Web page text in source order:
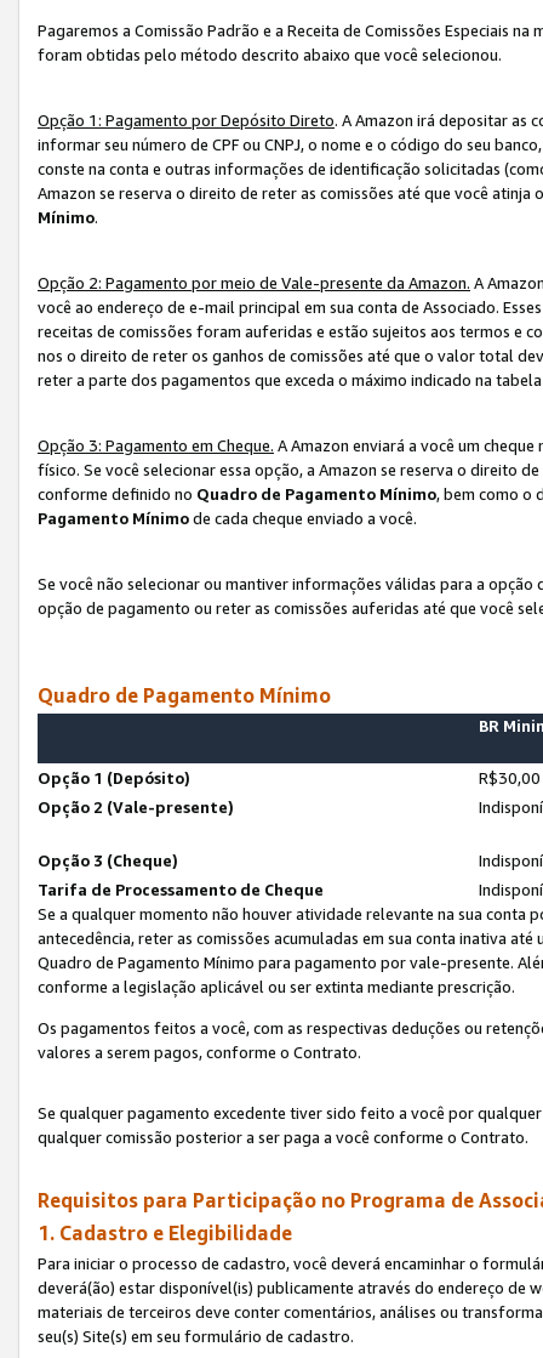
Pagaremos a Comissão Padrão e a Receita de Comissões Especiais
foram obtidas pelo método descrito abaixo que você selecionou.
Opção 1: Pagamento por Depósito Direto. A Amazon irá depositar as
informar seu número de CPF ou CNPJ, o nome e o código do seu
conste na conta e outras informações de identificação solicitadas
Amazon se reserva o direito de reter as comissões até que você
Mínimo.
Opção 2: Pagamento por meio de Vale-presente da Amazon. A
você ao endereço de e-mail principal em sua conta de Associado.
receitas de comissões foram auferidas e estão sujeitos aos termos e
nos o direito de reter os ganhos de comissões até que o valor total
reter a parte dos pagamentos que exceda o máximo indicado na
Opção 3: Pagamento em Cheque. A Amazon enviará a você um
físico. Se você selecionar essa opção, a Amazon se reserva o direito
conforme definido no Quadro de Pagamento Mínimo, bem como o
Pagamento Mínimode cada cheque enviado a você.
Se você não selecionar ou mantiver informações válidas para a
opção de pagamento ou reter as comissões auferidas até que você
Quadro de Pagamento Mínimo
BR
Opção 1 (Depósito)
R$30,00
Opção 2 (Vale-presente)
Opção 3 (Cheque)
Tarifa de Processamento de Cheque
Se a qualquer momento não houver atividade relevante na sua conta
antecedência, reter as comissões acumuladas em sua conta inativa
Quadro de Pagamento Mínimo para pagamento por vale-presente.
conforme a legislação aplicável ou ser extinta mediante prescrição.
Os pagamentos feitos a você, com as respectivas deduções ou
valores a serem pagos, conforme o Contrato.
Se qualquer pagamento excedente tiver sido feito a você por
qualquer comissão posterior a ser paga a você conforme o Contrato.
Requisitos para Participação no Programa de
1. Cadastro e Elegibilidade
Para iniciar o processo de cadastro, você deverá encaminhar o
deverá(ão) estar disponível(is) publicamente através do endereço
materiais de terceiros deve conter comentários, análises ou
seu(s) Site(s) em seu formulário de cadastro.